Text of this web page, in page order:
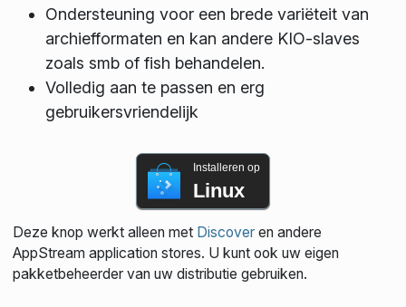
Ondersteuning voor een brede variëteit van
archiefformaten en kan andere KIO-slaves
zoals smb of fish behandelen.
Volledig aan te passen en erg
gebruikersvriendelijk
Installeren op
Linux
Deze knop werkt alleen met Discoveren andere
AppStream application stores. U kunt ook uw eigen
pakketbeheerder van uw distributie gebruiken.